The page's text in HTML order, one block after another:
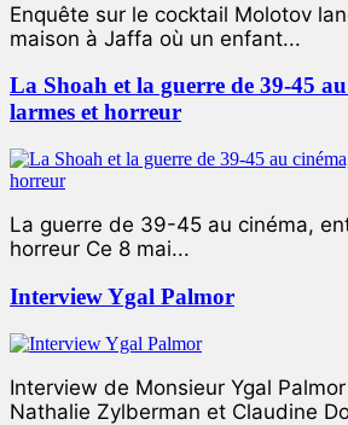
Enquête sur le cocktail Molotov
maison à Jaffa où un enfant...
La Shoah et la guerre de 39-45
larmes et horreur
La guerre de 39-45 au cinéma,
horreur Ce 8 mai...
Interview Ygal Palmor
Interview de Monsieur Ygal
Nathalie Zylberman et Claudine